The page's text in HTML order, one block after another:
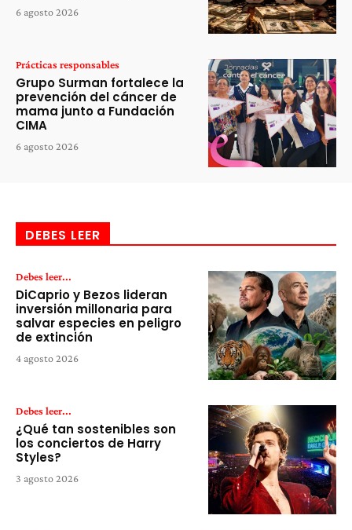
6 agosto 2026
Prácticas responsables
Grupo Surman fortalece la
prevención del cáncer de
mama junto a Fundación
CIMA
6 agosto 2026
DEBES LEER
Debes leer...
DiCaprio y Bezos lideran
inversión millonaria para
salvar especies en peligro
de extinción
4 agosto 2026
Debes leer...
¿Qué tan sostenibles son
los conciertos de Harry
Styles?
3 agosto 2026